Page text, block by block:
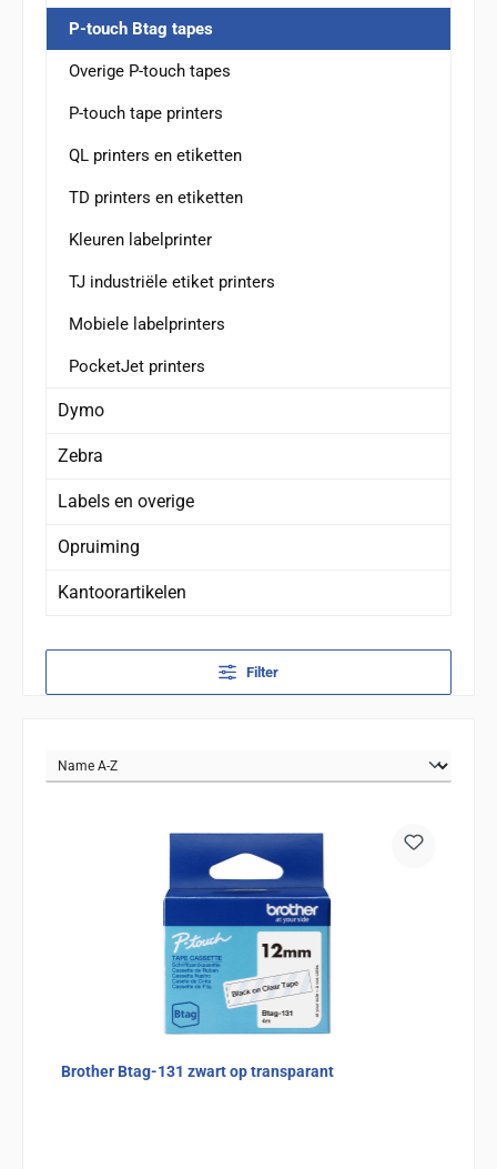
P-touch Btag tapes
Overige P-touch tapes
P-touch tape printers
QL printers en etiketten
TD printers en etiketten
Kleuren labelprinter
TJ industriële etiket printers
Mobiele labelprinters
PocketJet printers
Dymo
Zebra
Labels en overige
Opruiming
Kantoorartikelen
Filter
Brother Btag-131 zwart op transparant